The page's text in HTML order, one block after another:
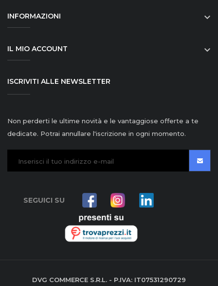
INFORMAZIONI 
IL MIO ACCOUNT 
ISCRIVITI ALLE NEWSLETTER
Non perderti le ultime novità e le vantaggiose offerte a te
dedicate. Potrai annullare l'iscrizione in ogni momento.
SEGUICI SU
DVG COMMERCE S.R.L. - P.IVA: IT07531290729